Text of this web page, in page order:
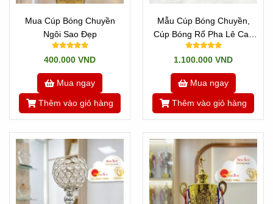
chóng và kiểu dáng vô cùng sang trọng, bắt mắt.
Nhược điểm:Giá thành thuộc phân khúc cao
cấp và chi tiết phôi đúc sẵn không thể tùy biến
thay đổi.
Mua Cúp Bóng Chuyền
Ngôi Sao Đẹp
400.000 VND
Mua ngay
Thêm vào giỏ hàng
Mẫu Cúp Bóng Chuyền,
Cúp Bóng Rổ Pha Lê Cao
Cấp
1.100.000 VND
Mua ngay
Thêm vào giỏ hàng